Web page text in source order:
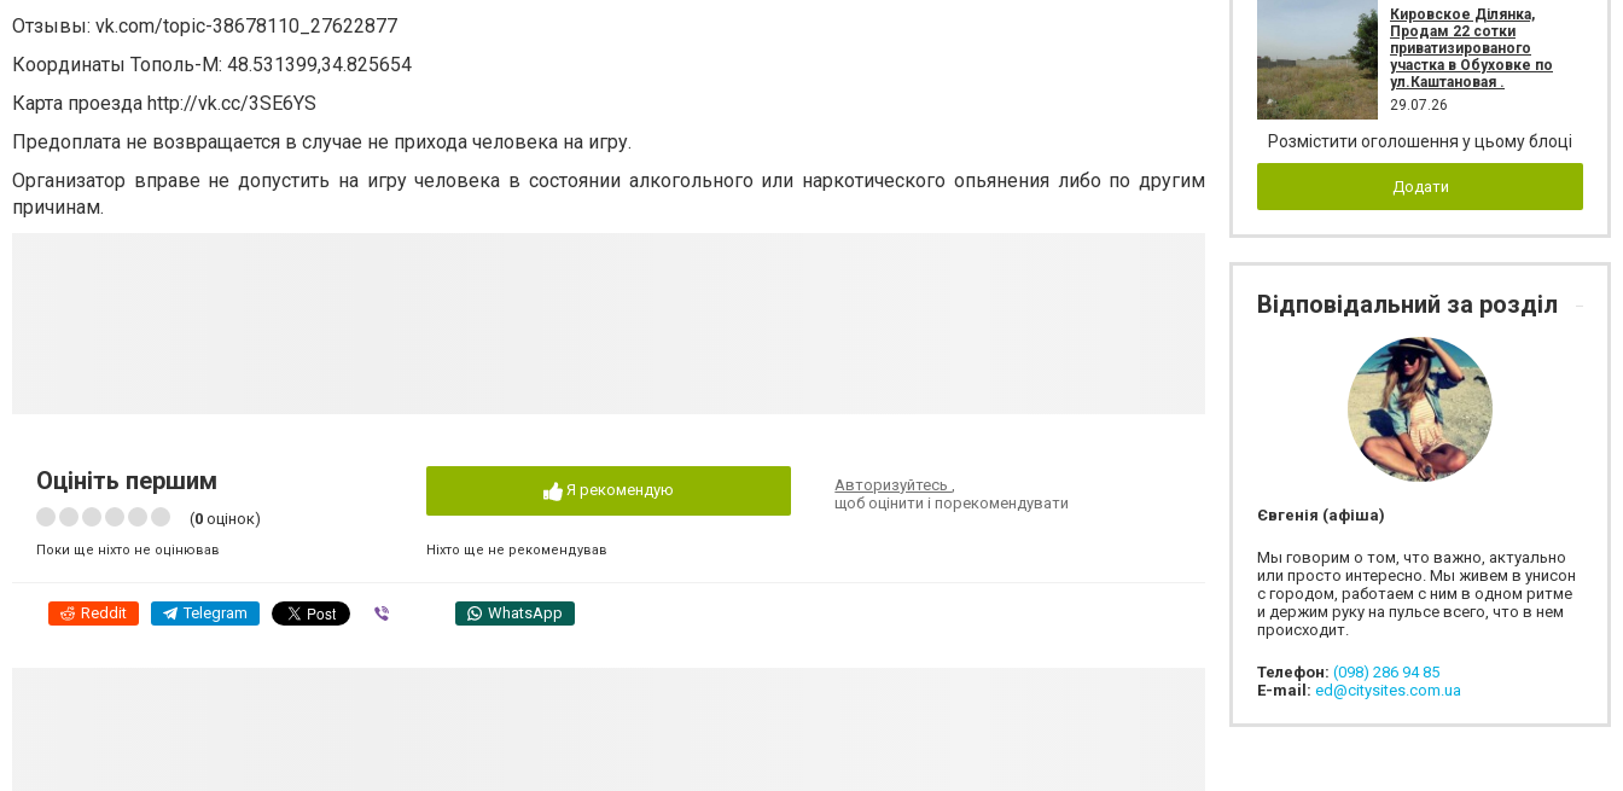
Отзывы: vk.com/topic-38678110_27622877
Координаты Тополь-М: 48.531399,34.825654
Карта проезда http://vk.cc/3SE6YS
Предоплата не возвращается в случае не прихода человека на игру.
Организатор вправе не допустить на игру человека в состоянии алкогольного или наркотического опьянения либо по другим
причинам.
Оцініть першим
(0 оцінок)
Поки ще ніхто не оцінював
Я рекомендую
Ніхто ще не рекомендував
Авторизуйтесь,
щоб оцінити і порекомендувати
Reddit Telegram WhatsApp
Кировское Ділянка,
Продам 22 сотки
приватизированого
участка в Обуховке по
ул.Каштановая .
29.07.26
Розмістити оголошення у цьому блоці
Додати
Відповідальний за розділ
Євгенія (афіша)
Мы говорим о том, что важно, актуально
или просто интересно. Мы живем в унисон
с городом, работаем с ним в одном ритме
и держим руку на пульсе всего, что в нем
происходит.
Телефон: (098) 286 94 85
E-mail: ed@citysites.com.ua